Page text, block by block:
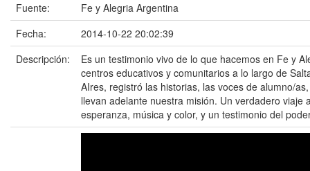
Fuente:
Fe y Alegria Argentina
Fecha:
2014-10-22 20:02:39
Descripción:
Es un testimonio vivo de lo que hacemos en Fe y
centros educativos y comunitarios a lo largo de
AIres, registró las historias, las voces de alumno/
llevan adelante nuestra misión. Un verdadero viaje
esperanza, música y color, y un testimonio del